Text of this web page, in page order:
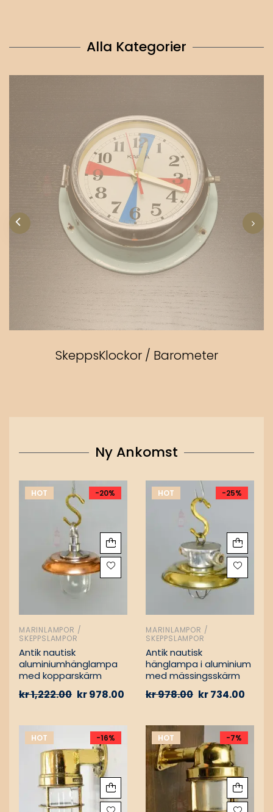
Alla Kategorier
SkeppsKlockor / Barometer
Ny Ankomst
HOT -20%
MARINLAMPOR /
SKEPPSLAMPOR
Antik nautisk
aluminiumhänglampa
med kopparskärm
kr1,222.00 kr978.00
HOT -25%
MARINLAMPOR /
SKEPPSLAMPOR
Antik nautisk
hänglampa i aluminium
med mässingsskärm
kr978.00 kr734.00
HOT -16% HOT -7%